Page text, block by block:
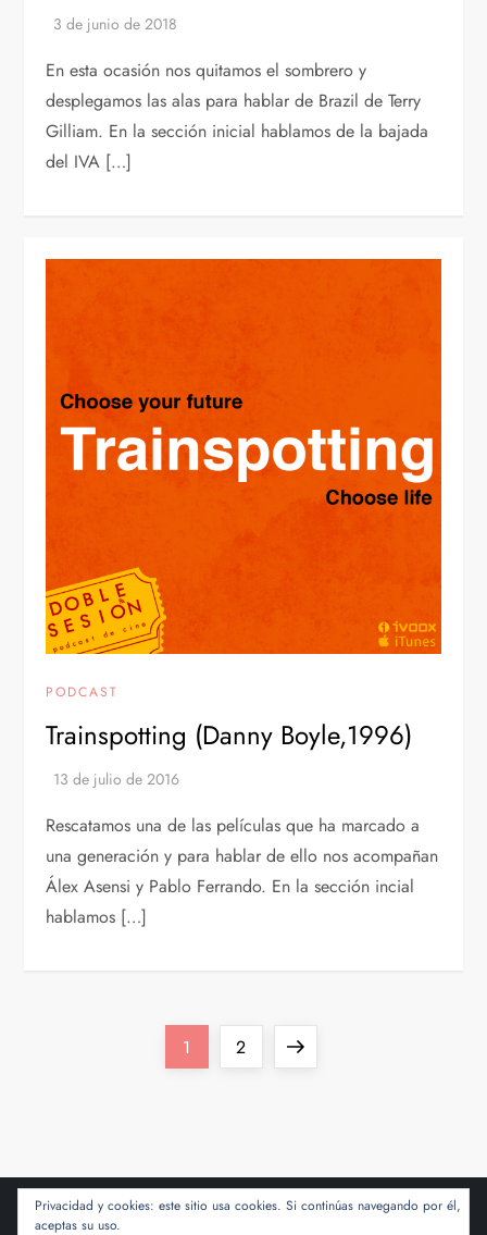
En esta ocasión nos quitamos el sombrero y
desplegamos las alas para hablar de Brazil de Terry
Gilliam. En la sección inicial hablamos de la bajada
del IVA […]
PODCAST
Trainspotting (Danny Boyle,1996)
Rescatamos una de las películas que ha marcado a
una generación y para hablar de ello nos acompañan
Álex Asensi y Pablo Ferrando. En la sección incial
hablamos […]
i
Página
1 Página
2
Siguiente
Privacidad y cookies: este sitio usa cookies. Si continúas navegando por él,
aceptas su uso.